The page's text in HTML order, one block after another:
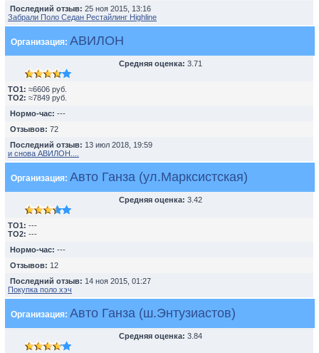
Последний отзыв: 25 ноя 2015, 13:16
Забрали Поло Седан Рестайлинг Highline
Организация: АВИЛОН
Средняя оценка: 3.71
TO1: ≈6606 руб.
TO2: ≈7849 руб.
Нормо-час: ---
Отзывов: 72
Последний отзыв: 13 июл 2018, 19:59
и снова АВИЛОН....
Организация: Авто Ганза (ул.Марксистская)
Средняя оценка: 3.42
TO1: ---
TO2: ---
Нормо-час: ---
Отзывов: 12
Последний отзыв: 14 ноя 2015, 01:27
Покупка поло хэч
Организация: Авто Ганза (ш.Энтузиастов)
Средняя оценка: 3.84